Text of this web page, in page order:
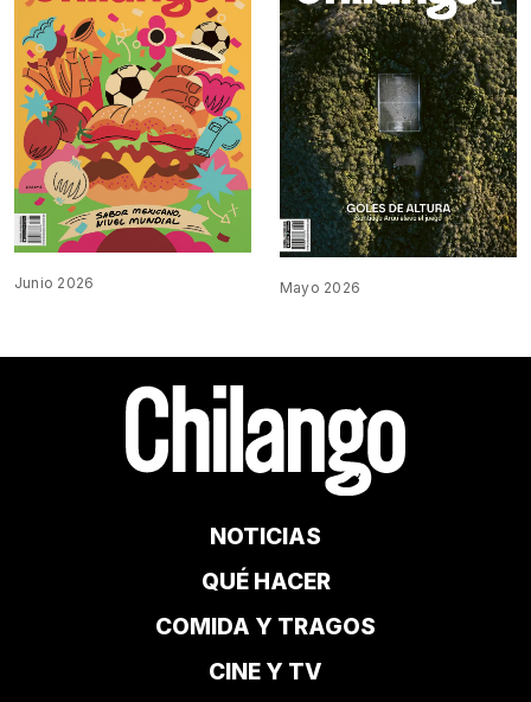
Junio 2026 Mayo 2026
NOTICIAS
QUÉ HACER
COMIDA Y TRAGOS
CINE Y TV